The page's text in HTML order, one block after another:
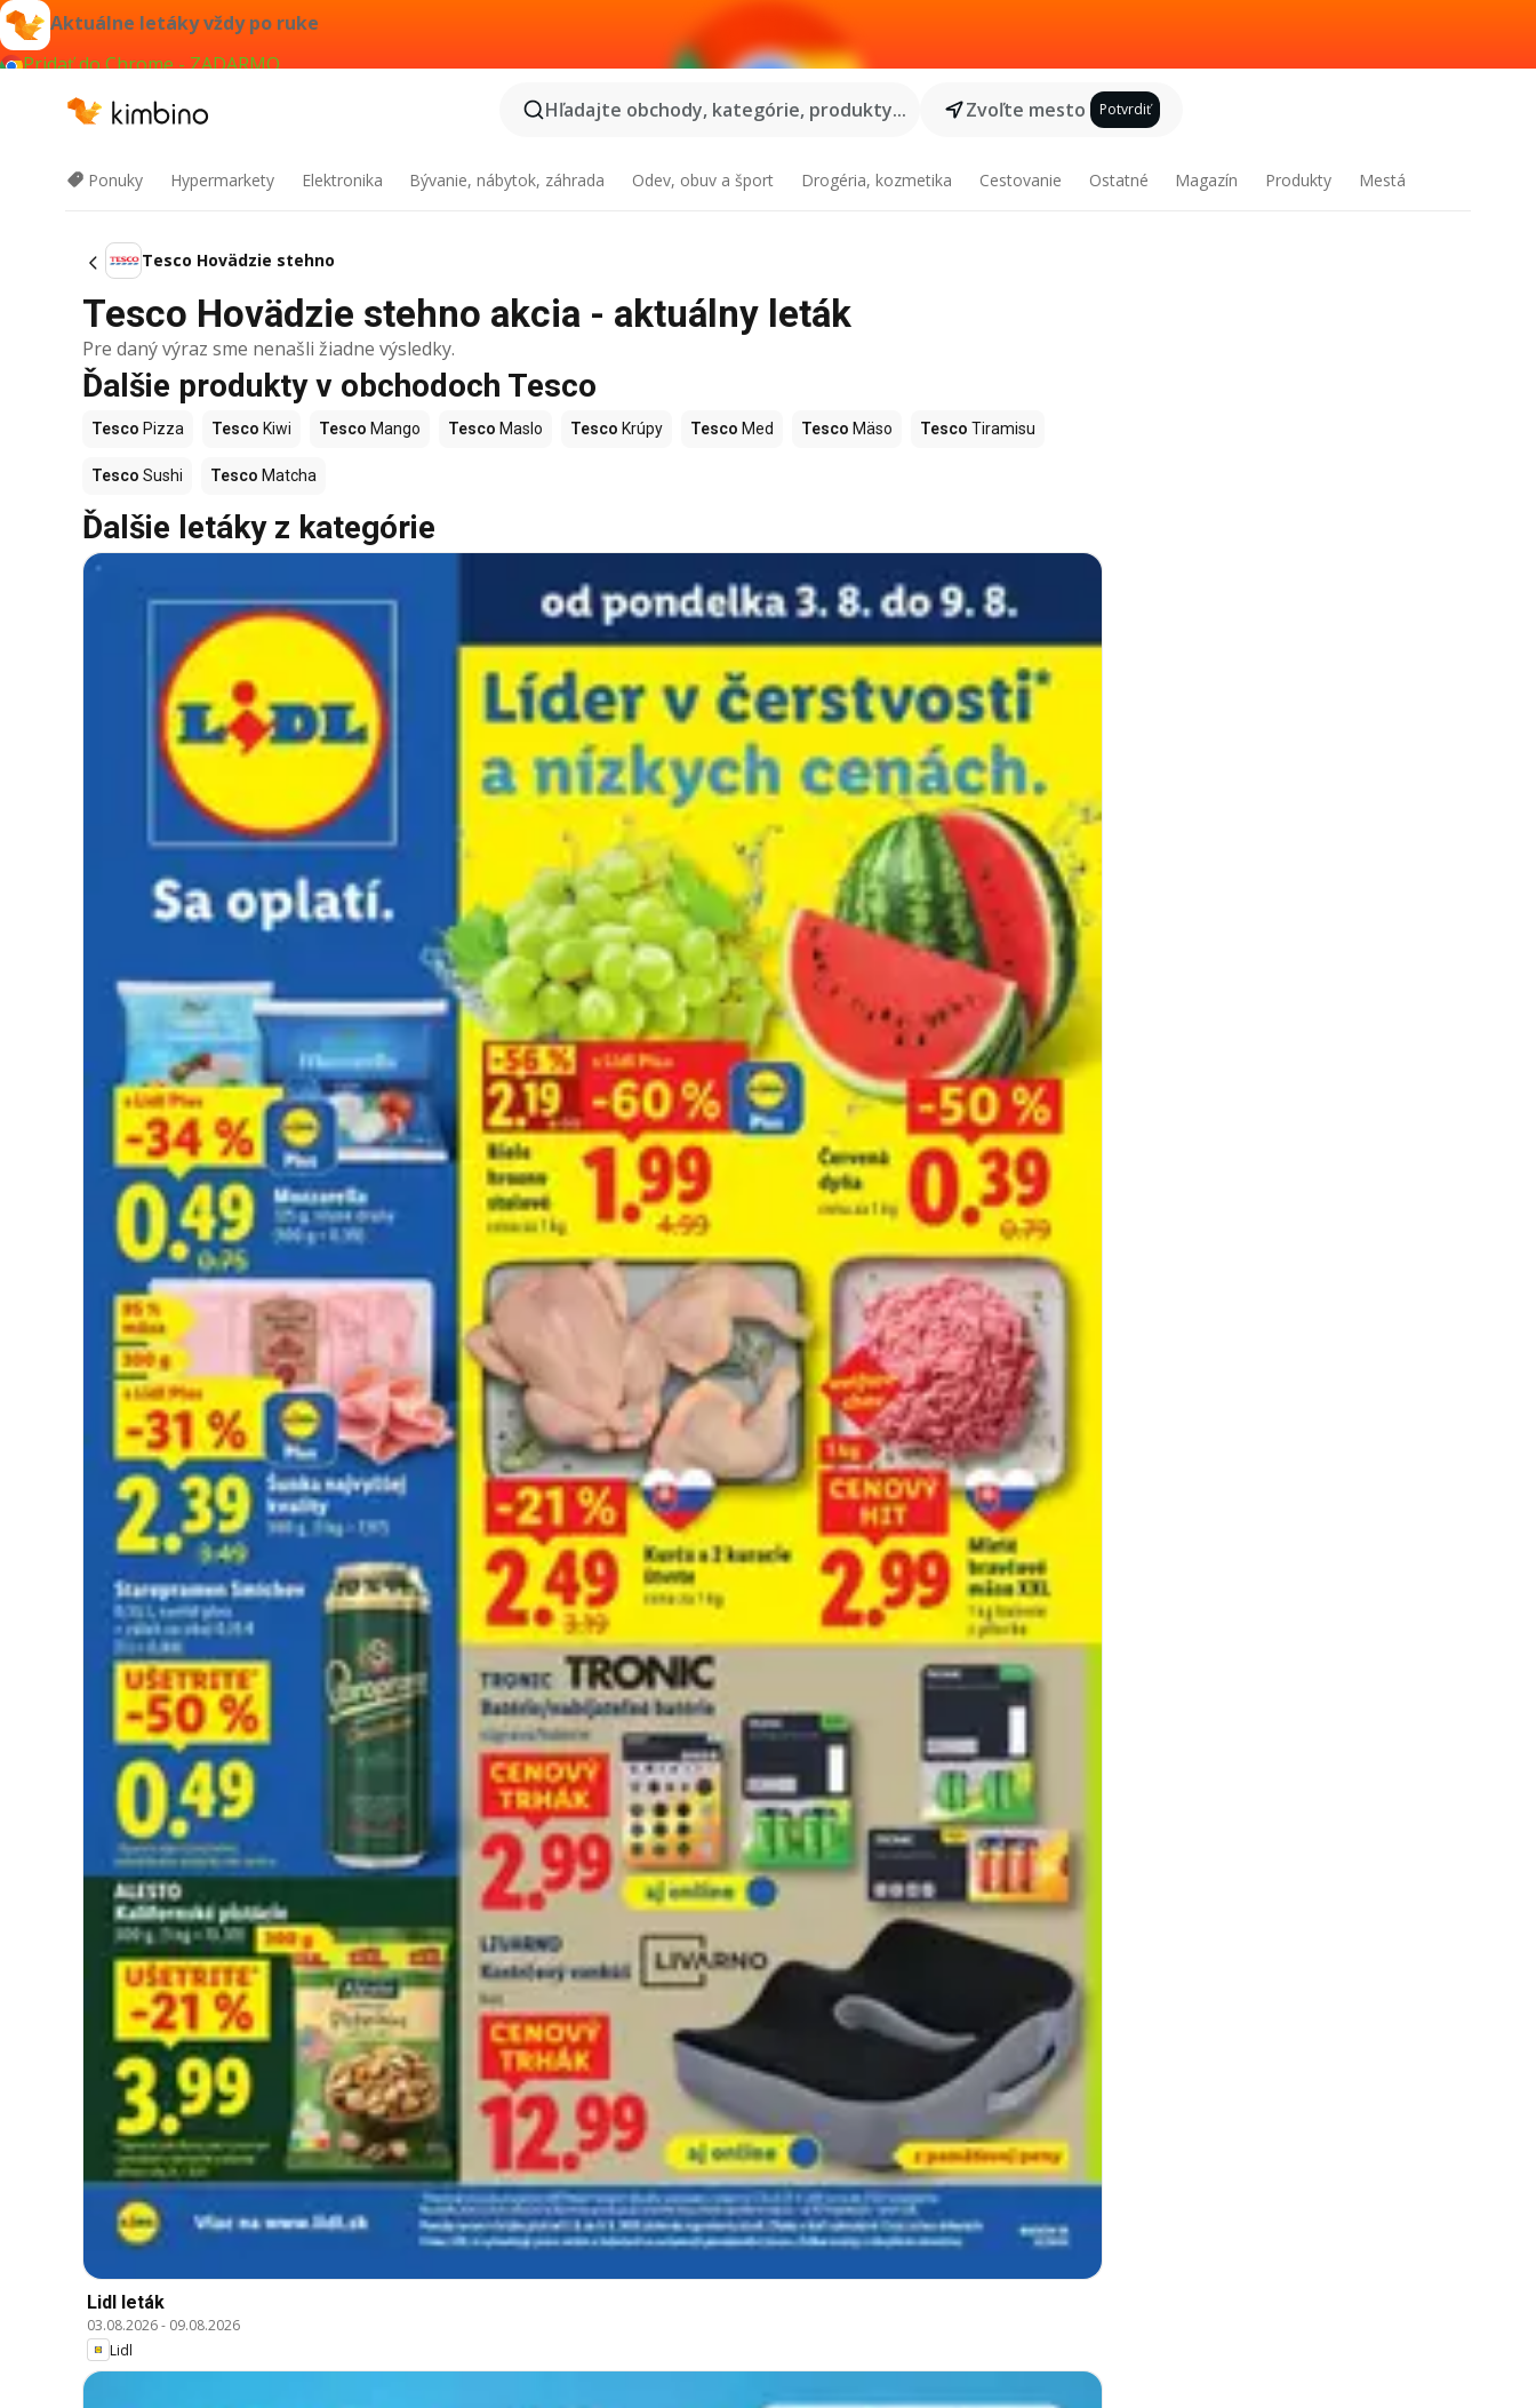
Aktuálne letáky vždy po ruke
Pridať do Chrome - ZADARMO
Hľadajte obchody, kategórie, produkty...
Zvoľte mesto Potvrdiť
Ponuky Hypermarkety Elektronika Bývanie, nábytok, záhrada Odev, obuv a šport Drogéria, kozmetika Cestovanie Ostatné Magazín Produkty Mestá
Tesco Hovädzie stehno
Tesco Hovädzie stehno akcia - aktuálny leták
Pre daný výraz sme nenašli žiadne výsledky.
Ďalšie produkty v obchodoch Tesco
Tesco Pizza Tesco Kiwi Tesco Mango Tesco Maslo Tesco Krúpy Tesco Med Tesco Mäso Tesco Tiramisu
Tesco Sushi Tesco Matcha
Ďalšie letáky z kategórie
Lidl leták
03.08.2026- 09.08.2026
Lidl